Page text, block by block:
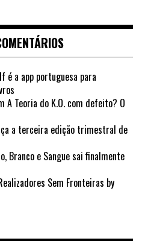
é a app portuguesa para
A Teoria do K.O. com defeito? O
a terceira edição trimestral de
Branco e Sangue sai finalmente
Sem Fronteiras by